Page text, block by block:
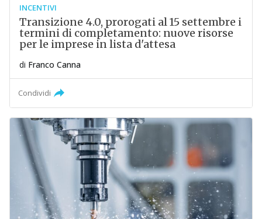
INCENTIVI
Transizione 4.0, prorogati al 15 settembre i
termini di completamento: nuove risorse
per le imprese in lista d'attesa
di Franco Canna
Condividi